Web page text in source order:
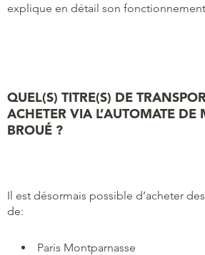
explique en détail son
QUEL(S) TITRE(S) DE
ACHETER VIA L’AUTOMATE DE
BROUÉ ?
Il est désormais possible d’acheter
de:
Paris Montparnasse